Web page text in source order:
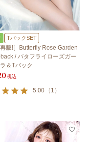
TバックSET
再販!］Butterfly Rose Garden
back / バタフライローズガー
＆Tバック
税込
5.00 （ 1 ）